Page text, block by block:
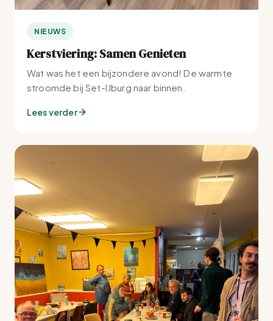
NIEUWS
Kerstviering: Samen Genieten
Wat was het een bijzondere avond! De warmte
stroomde bij Set-IJburg naar binnen.
Lees verder